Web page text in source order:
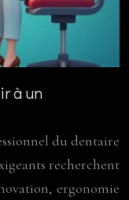
à un
du dentaire
recherchent
ergonomie